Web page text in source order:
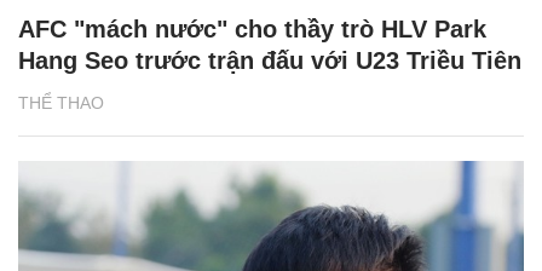
THỂ THAO
AFC "mách nước" cho thầy trò HLV Park
Hang Seo trước trận đấu với U23 Triều Tiên